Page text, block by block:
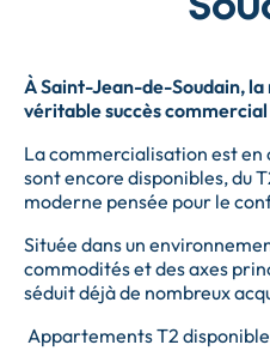
À Saint-Jean-de-Soudain,
véritable succès commercial
La commercialisation est en
sont encore disponibles, du
moderne pensée pour le
Située dans un
commodités et des axes
séduit déjà de nombreux
Appartements T2